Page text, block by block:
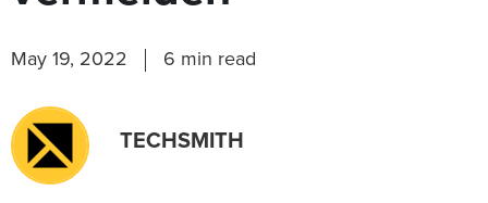
May 19, 2022 6 min read
TECHSMITH